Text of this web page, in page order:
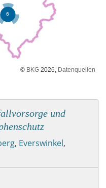
© BKG 2026, Datenquellen
und
, Everswinkel,